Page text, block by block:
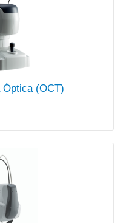
Óptica (OCT)